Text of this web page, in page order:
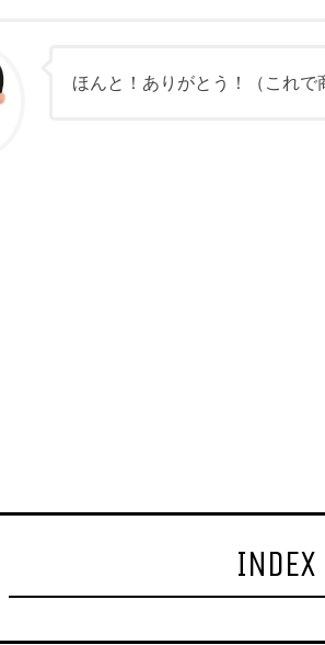
ほんと！ありがとう！（これで
INDEX